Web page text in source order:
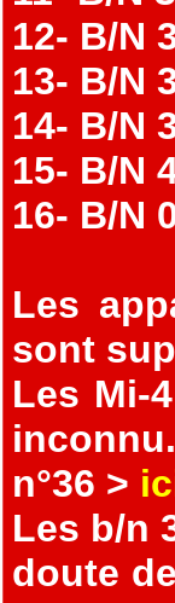
12- B/N
13- B/N
14- B/N
15-
16-
Les
sont
Les Mi-
n°36 >
Les b/n
doute